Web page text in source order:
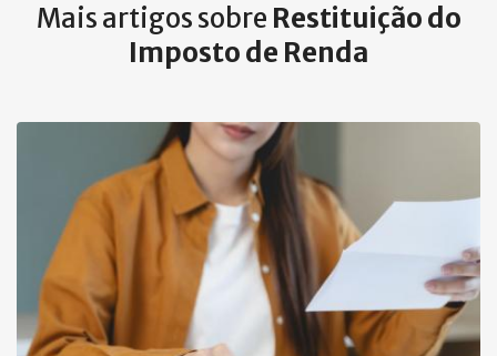
Mais artigos sobre Restituição do
Imposto de Renda